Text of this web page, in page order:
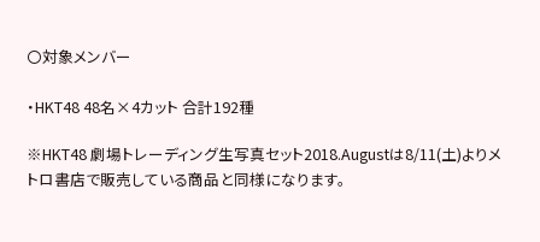
〇対象メンバー
・HKT48 48名×4カット 合計192種
※HKT48 劇場トレーディング生写真セット2018.Augustは8/11(土)よりメ
トロ書店で販売している商品と同様になります。